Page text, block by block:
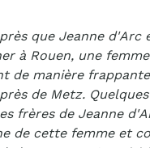
que Jeanne d'Arc
à Rouen, une
de manière
de Metz.
frères de Jeanne
de cette femme et